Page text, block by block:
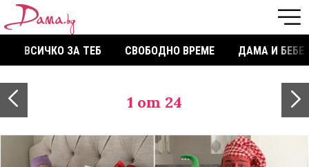
ВСИЧКО ЗА ТЕБ СВОБОДНО ВРЕМЕ ДАМА И БЕБЕ
1 от 24